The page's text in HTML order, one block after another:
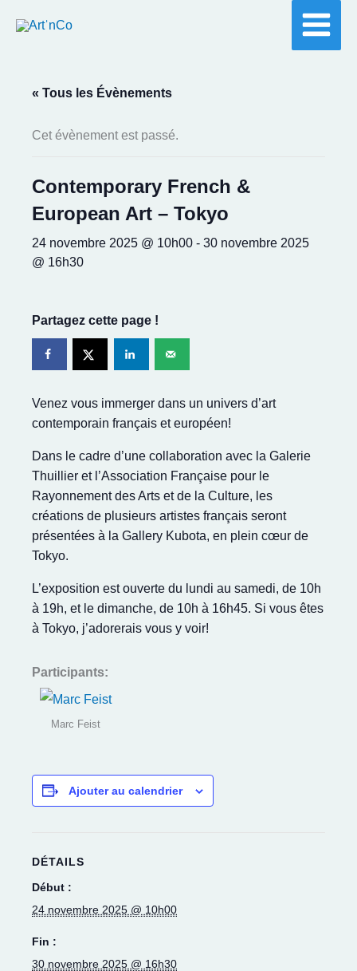
« Tous les Évènements
Cet évènement est passé.
Contemporary French &
European Art – Tokyo
24 novembre 2025 @ 10h00 - 30 novembre 2025
@ 16h30
Partagez cette page !
Venez vous immerger dans un univers d’art
contemporain français et européen!
Dans le cadre d’une collaboration avec la Galerie
Thuillier et l’Association Française pour le
Rayonnement des Arts et de la Culture, les
créations de plusieurs artistes français seront
présentées à la Gallery Kubota, en plein cœur de
Tokyo.
L’exposition est ouverte du lundi au samedi, de 10h
à 19h, et le dimanche, de 10h à 16h45. Si vous êtes
à Tokyo, j’adorerais vous y voir!
Participants:
Marc Feist
Ajouter au calendrier
DÉTAILS
Début :
24 novembre 2025 @ 10h00
Fin :
30 novembre 2025 @ 16h30